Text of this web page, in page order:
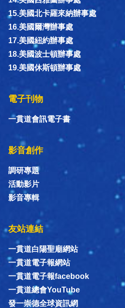
15.美國北卡羅來納辦事處
16.美國爾灣辦事處
17.美國紐約辦事處
18.美國波士頓辦事處
19.美國休斯頓辦事處
電子刊物
一貫道會訊電子書
影音創作
調研專題
活動影片
影音專輯
友站連結
一貫道白陽聖廟網站
一貫道電子報網站
一貫道電子報facebook
一貫道總會YouTube
發一崇德全球資訊網